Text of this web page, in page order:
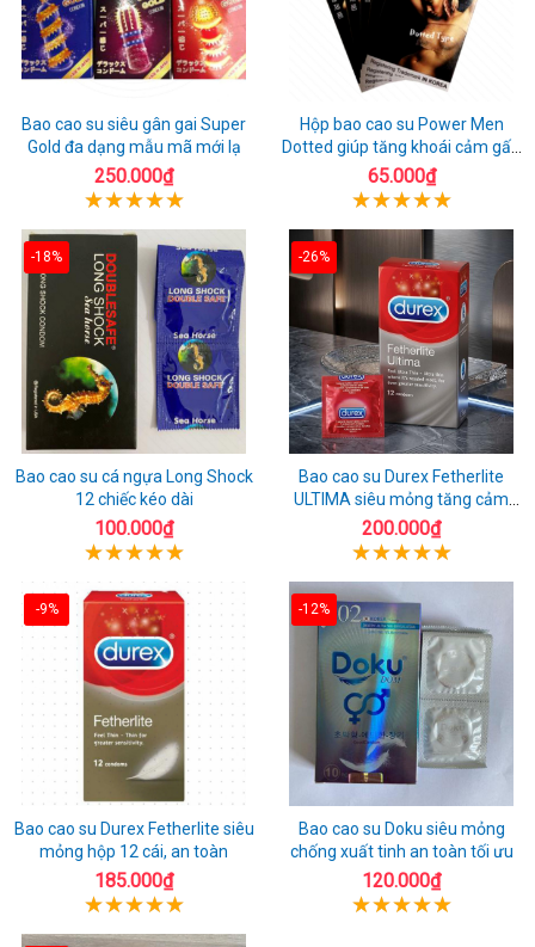
Bao cao su siêu gân gai Super
Gold đa dạng mẫu mã mới lạ
250.000₫
Hộp bao cao su Power Men
Dotted giúp tăng khoái cảm gấp
đôi
65.000₫
-18%
Bao cao su cá ngựa Long Shock
12 chiếc kéo dài
100.000₫
-26%
Bao cao su Durex Fetherlite
ULTIMA siêu mỏng tăng cảm
giác
200.000₫
-9%
Bao cao su Durex Fetherlite siêu
mỏng hộp 12 cái, an toàn
185.000₫
-12%
Bao cao su Doku siêu mỏng
chống xuất tinh an toàn tối ưu
120.000₫